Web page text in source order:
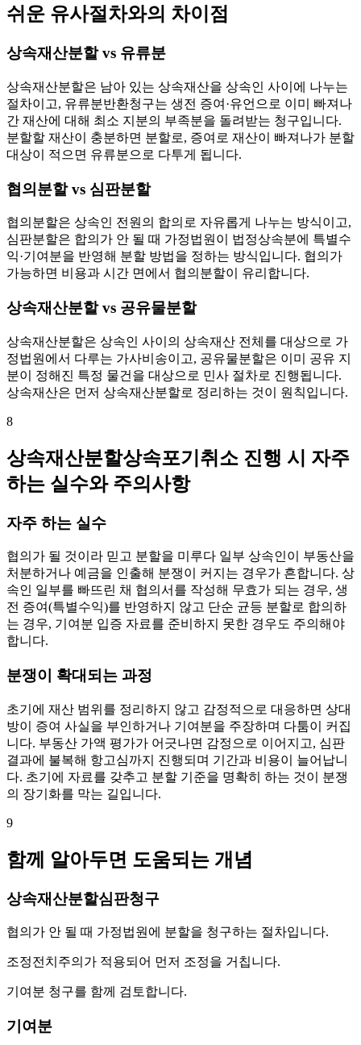
쉬운 유사절차와의 차이점
상속재산분할 vs 유류분
상속재산분할은 남아 있는 상속재산을 상속인 사이에 나누는
절차이고, 유류분반환청구는 생전 증여·유언으로 이미 빠져나
간 재산에 대해 최소 지분의 부족분을 돌려받는 청구입니다.
분할할 재산이 충분하면 분할로, 증여로 재산이 빠져나가 분할
대상이 적으면 유류분으로 다투게 됩니다.
협의분할 vs 심판분할
협의분할은 상속인 전원의 합의로 자유롭게 나누는 방식이고,
심판분할은 합의가 안 될 때 가정법원이 법정상속분에 특별수
익·기여분을 반영해 분할 방법을 정하는 방식입니다. 협의가
가능하면 비용과 시간 면에서 협의분할이 유리합니다.
상속재산분할 vs 공유물분할
상속재산분할은 상속인 사이의 상속재산 전체를 대상으로 가
정법원에서 다루는 가사비송이고, 공유물분할은 이미 공유 지
분이 정해진 특정 물건을 대상으로 민사 절차로 진행됩니다.
상속재산은 먼저 상속재산분할로 정리하는 것이 원칙입니다.
8
상속재산분할상속포기취소 진행 시 자주
하는 실수와 주의사항
자주 하는 실수
협의가 될 것이라 믿고 분할을 미루다 일부 상속인이 부동산을
처분하거나 예금을 인출해 분쟁이 커지는 경우가 흔합니다. 상
속인 일부를 빠뜨린 채 협의서를 작성해 무효가 되는 경우, 생
전 증여(특별수익)를 반영하지 않고 단순 균등 분할로 합의하
는 경우, 기여분 입증 자료를 준비하지 못한 경우도 주의해야
합니다.
분쟁이 확대되는 과정
초기에 재산 범위를 정리하지 않고 감정적으로 대응하면 상대
방이 증여 사실을 부인하거나 기여분을 주장하며 다툼이 커집
니다. 부동산 가액 평가가 어긋나면 감정으로 이어지고, 심판
결과에 불복해 항고심까지 진행되며 기간과 비용이 늘어납니
다. 초기에 자료를 갖추고 분할 기준을 명확히 하는 것이 분쟁
의 장기화를 막는 길입니다.
9
함께 알아두면 도움되는 개념
상속재산분할심판청구
협의가 안 될 때 가정법원에 분할을 청구하는 절차입니다.
조정전치주의가 적용되어 먼저 조정을 거칩니다.
기여분 청구를 함께 검토합니다.
기여분